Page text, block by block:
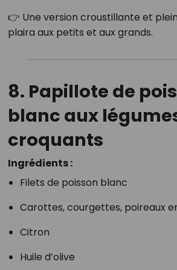
👉 Une version croustillante et
plaira aux petits et aux grands.
8. Papillote de
blanc aux
croquants
Ingrédients :
Filets de poisson blanc
Carottes, courgettes, poireaux
Citron
Huile d’olive